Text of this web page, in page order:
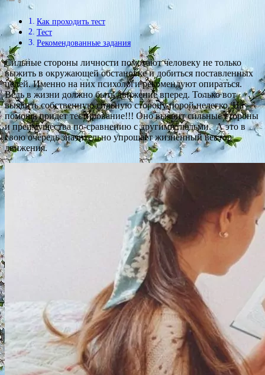
Как проходить тест
Тест
Рекомендованные задания
Сильные стороны личности помогают человеку не только
выжить в окружающей обстановке и добиться поставленных
целей. Именно на них психологи рекомендуют опираться.
Ведь в жизни должно быть движение вперед. Только вот
выявить собственную сильную сторону порой нелегко. На
помощь придет тестирование!!! Оно выявит сильные стороны
и преимущества по-сравнению с другими людьми. А это в
свою очередь значительно упрощает жизненный вектор
движения.